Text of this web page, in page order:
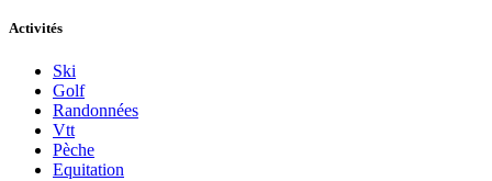
Activités
Ski
Golf
Randonnées
Vtt
Pèche
Equitation